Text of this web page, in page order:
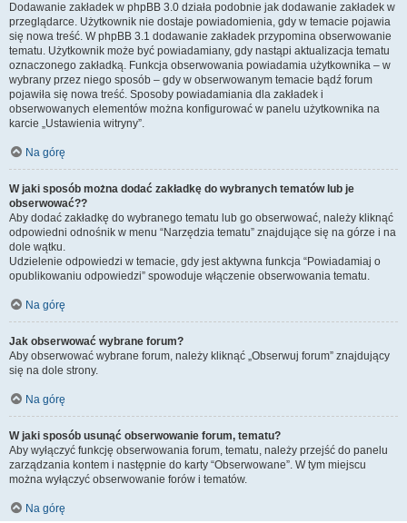
Dodawanie zakładek w phpBB 3.0 działa podobnie jak dodawanie zakładek w
przeglądarce. Użytkownik nie dostaje powiadomienia, gdy w temacie pojawia
się nowa treść. W phpBB 3.1 dodawanie zakładek przypomina obserwowanie
tematu. Użytkownik może być powiadamiany, gdy nastąpi aktualizacja tematu
oznaczonego zakładką. Funkcja obserwowania powiadamia użytkownika – w
wybrany przez niego sposób – gdy w obserwowanym temacie bądź forum
pojawiła się nowa treść. Sposoby powiadamiania dla zakładek i
obserwowanych elementów można konfigurować w panelu użytkownika na
karcie „Ustawienia witryny”.
Na górę
W jaki sposób można dodać zakładkę do wybranych tematów lub je
obserwować??
Aby dodać zakładkę do wybranego tematu lub go obserwować, należy kliknąć
odpowiedni odnośnik w menu “Narzędzia tematu” znajdujące się na górze i na
dole wątku.
Udzielenie odpowiedzi w temacie, gdy jest aktywna funkcja “Powiadamiaj o
opublikowaniu odpowiedzi” spowoduje włączenie obserwowania tematu.
Na górę
Jak obserwować wybrane forum?
Aby obserwować wybrane forum, należy kliknąć „Obserwuj forum” znajdujący
się na dole strony.
Na górę
W jaki sposób usunąć obserwowanie forum, tematu?
Aby wyłączyć funkcję obserwowania forum, tematu, należy przejść do panelu
zarządzania kontem i następnie do karty “Obserwowane”. W tym miejscu
można wyłączyć obserwowanie forów i tematów.
Na górę